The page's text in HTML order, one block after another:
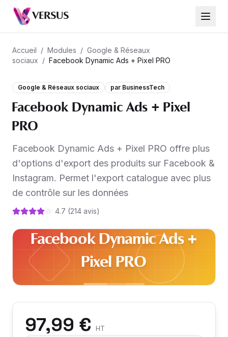
VERSUS
Facebook Dynamic Ads + Pixel PRO
97,99 €
Accueil / Modules / Google & Réseaux
sociaux / Facebook Dynamic Ads + Pixel PRO
Google & Réseaux sociaux par BusinessTech
Facebook Dynamic Ads + Pixel
PRO
Facebook Dynamic Ads + Pixel PRO offre plus
d'options d'export des produits sur Facebook &
Instagram. Permet l'export catalogue avec plus
de contrôle sur les données
4.7 (214 avis)
Facebook Dynamic Ads +
Pixel PRO
97,99 € HT